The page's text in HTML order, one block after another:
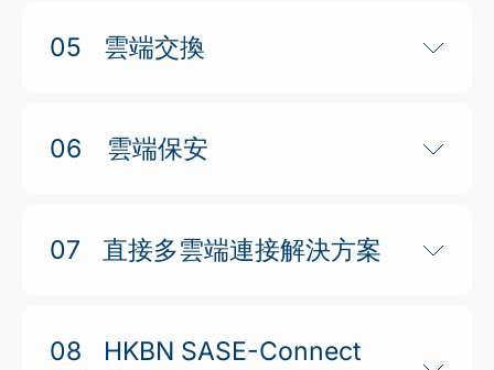
05 雲端交換
06 雲端保安
07 直接多雲端連接解決方案
08
HKBN SASE-Connect